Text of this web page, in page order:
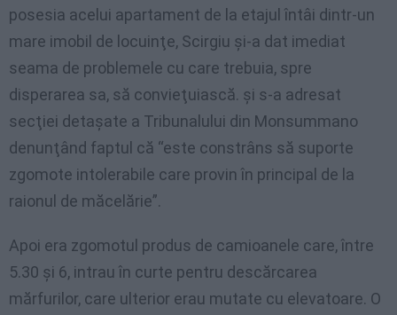
posesia acelui apartament de la etajul întâi dintr-un
mare imobil de locuinţe, Scirgiu şi-a dat imediat
seama de problemele cu care trebuia, spre
disperarea sa, să convieţuiască. şi s-a adresat
secţiei detaşate a Tribunalului din Monsummano
denunţând faptul că “este constrâns să suporte
zgomote intolerabile care provin în principal de la
raionul de măcelărie”.
Apoi era zgomotul produs de camioanele care, între
5.30 şi 6, intrau în curte pentru descărcarea
mărfurilor, care ulterior erau mutate cu elevatoare. O